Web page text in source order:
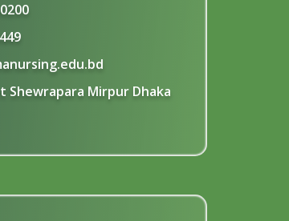
Shewrapara Mirpur Dhaka